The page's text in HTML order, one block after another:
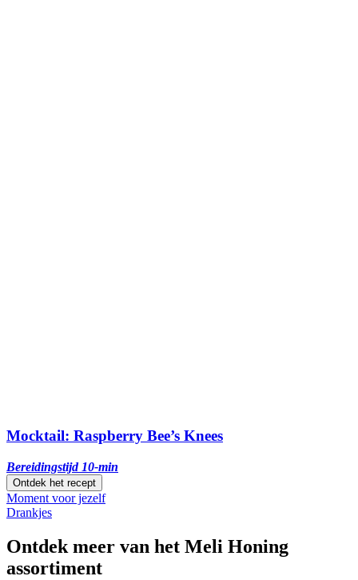
Mocktail: Raspberry Bee’s Knees
Bereidingstijd 10-min
Ontdek het recept
Moment voor jezelf
Drankjes
Ontdek meer van het Meli Honing
assortiment